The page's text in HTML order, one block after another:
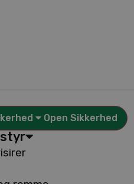
Open Sikkerhed